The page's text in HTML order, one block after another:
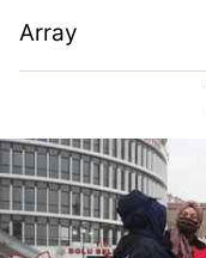
Array